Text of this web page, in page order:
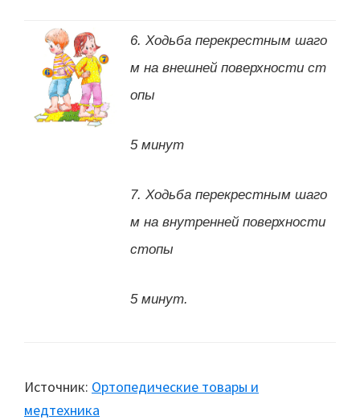
6. Ходьба перекрестным шаго
м на внешней поверхности ст
опы
5 минут
7. Ходьба перекрестным шаго
м на внутренней поверхности
стопы
5 минут.
Источник: Ортопедические товары и
медтехника